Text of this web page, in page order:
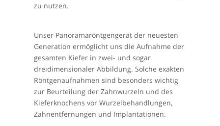
zu nutzen.
Unser Panoramaröntgengerät der neuesten
Generation ermöglicht uns die Aufnahme der
gesamten Kiefer in zwei- und sogar
dreidimensionaler Abbildung. Solche exakten
Röntgenaufnahmen sind besonders wichtig
zur Beurteilung der Zahnwurzeln und des
Kieferknochens vor Wurzelbehandlungen,
Zahnentfernungen und Implantationen.